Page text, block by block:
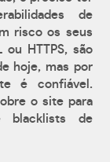
de
risco os seus
ou HTTPS, são
hoje, mas por
é confiável.
o site para
blacklists de